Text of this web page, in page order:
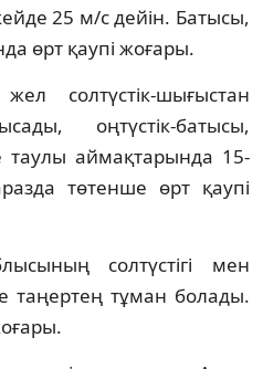
25 м/с дейін. Батысы,
өрт қаупі жоғары.
солтүстік-шығыстан
оңтүстік-батысы,
таулы аймақтарында 15-
төтенше өрт қаупі
солтүстігі мен
тұман болады.